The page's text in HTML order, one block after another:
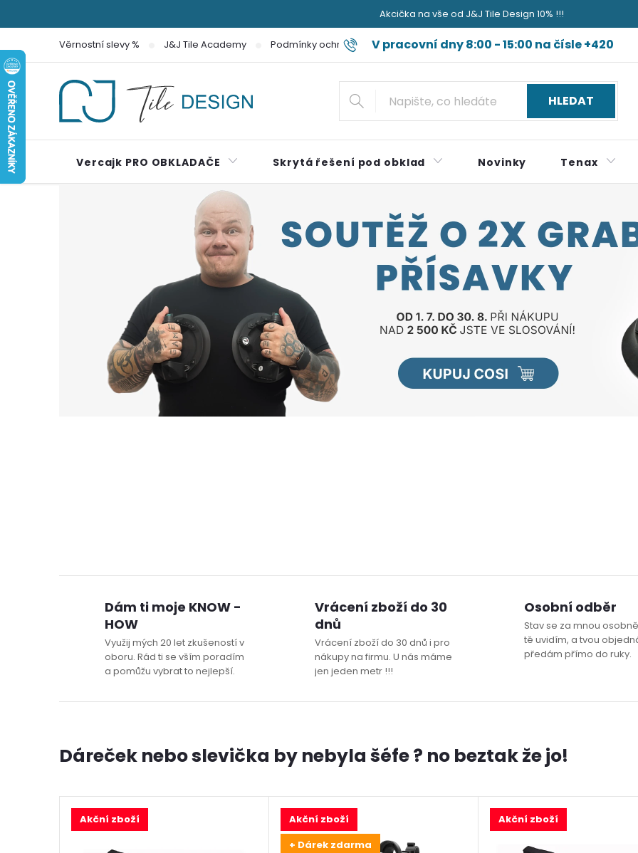
na
obsah
Akcička na vše od J&J Tile Design 10% !!!
V pracovní dny 8:00 - 15:00 na čísle +420
724 179 497
Věrnostní slevy % J&J Tile Academy Podmínky ochrany osobních údajů Blog jak sviňa nečum jak špok do nudli a
HLEDAT
Vercajk PRO OBKLADAČE Skrytá řešení pod obklad Novinky Tenax
Dám ti moje KNOW -
HOW
Využij mých 20 let zkušeností v
oboru. Rád ti se vším poradím
a pomůžu vybrat to nejlepší.
Vrácení zboží do 30
dnů
Vrácení zboží do 30 dnů i pro
nákupy na firmu. U nás máme
jen jeden metr !!!
Osobní odběr
Stav se za mnou
tě uvidím, a tvou
předám přímo do ruky.
Dáreček nebo slevička by nebyla šéfe ? no beztak že jo!
Akční zboží
Akční zboží
+ Dárek zdarma
Akční zboží